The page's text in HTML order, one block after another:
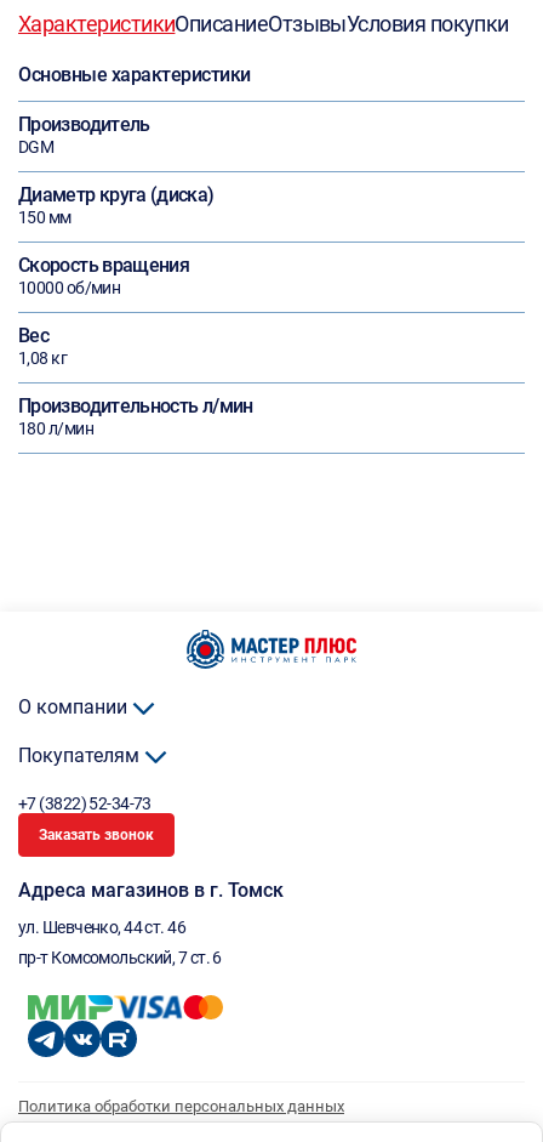
ХарактеристикиОписаниеОтзывыУсловия покупки
Основные характеристики
Производитель
DGM
Диаметр круга (диска)
150 мм
Скорость вращения
10000 об/мин
Вес
1,08 кг
Производительность л/мин
180 л/мин
О компании
Покупателям
+7 (3822) 52-34-73
Заказать звонок
Адреса магазинов в г. Томск
ул. Шевченко, 44 ст. 46
пр-т Комсомольский, 7 ст. 6
Политика обработки персональных данных